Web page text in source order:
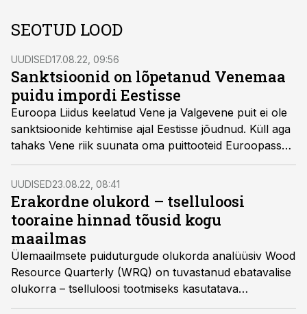
SEOTUD LOOD
UUDISED17.08.22, 09:56
Sanktsioonid on lõpetanud Venemaa
puidu impordi Eestisse
Euroopa Liidus keelatud Vene ja Valgevene puit ei ole
sanktsioonide kehtimise ajal Eestisse jõudnud. Küll aga
tahaks Vene riik suunata oma puittooteid Euroopasse
läbi kolmandate riikide.
UUDISED23.08.22, 08:41
Erakordne olukord – tselluloosi
tooraine hinnad tõusid kogu
maailmas
Ülemaailmsete puiduturgude olukorda analüüsiv Wood
Resource Quarterly (WRQ) on tuvastanud ebatavalise
olukorra – tselluloosi tootmiseks kasutatava
paberipuidu ja puiduhakke hinnad tõusid 2022. aasta